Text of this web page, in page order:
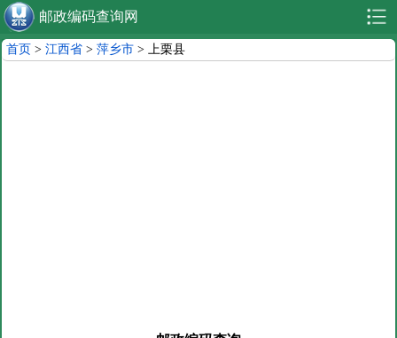
邮政编码查询网
首页 >江西省 >萍乡市 > 上栗县